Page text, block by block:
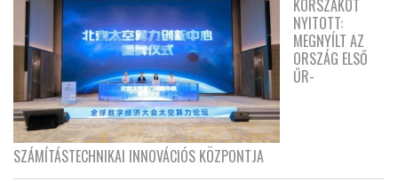
KORSZAKOT
NYITOTT:
MEGNYÍLT AZ
ORSZÁG ELSŐ
ŰR-
SZÁMÍTÁSTECHNIKAI INNOVÁCIÓS KÖZPONTJA